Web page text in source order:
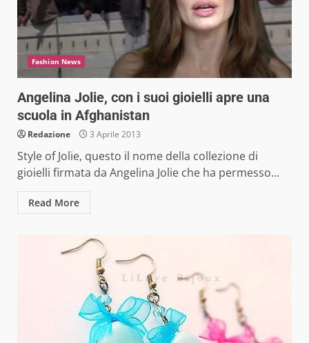
Fashion News
Angelina Jolie, con i suoi gioielli apre una
scuola in Afghanistan
Redazione 3 Aprile 2013
Style of Jolie, questo il nome della collezione di
gioielli firmata da Angelina Jolie che ha permesso...
Read More